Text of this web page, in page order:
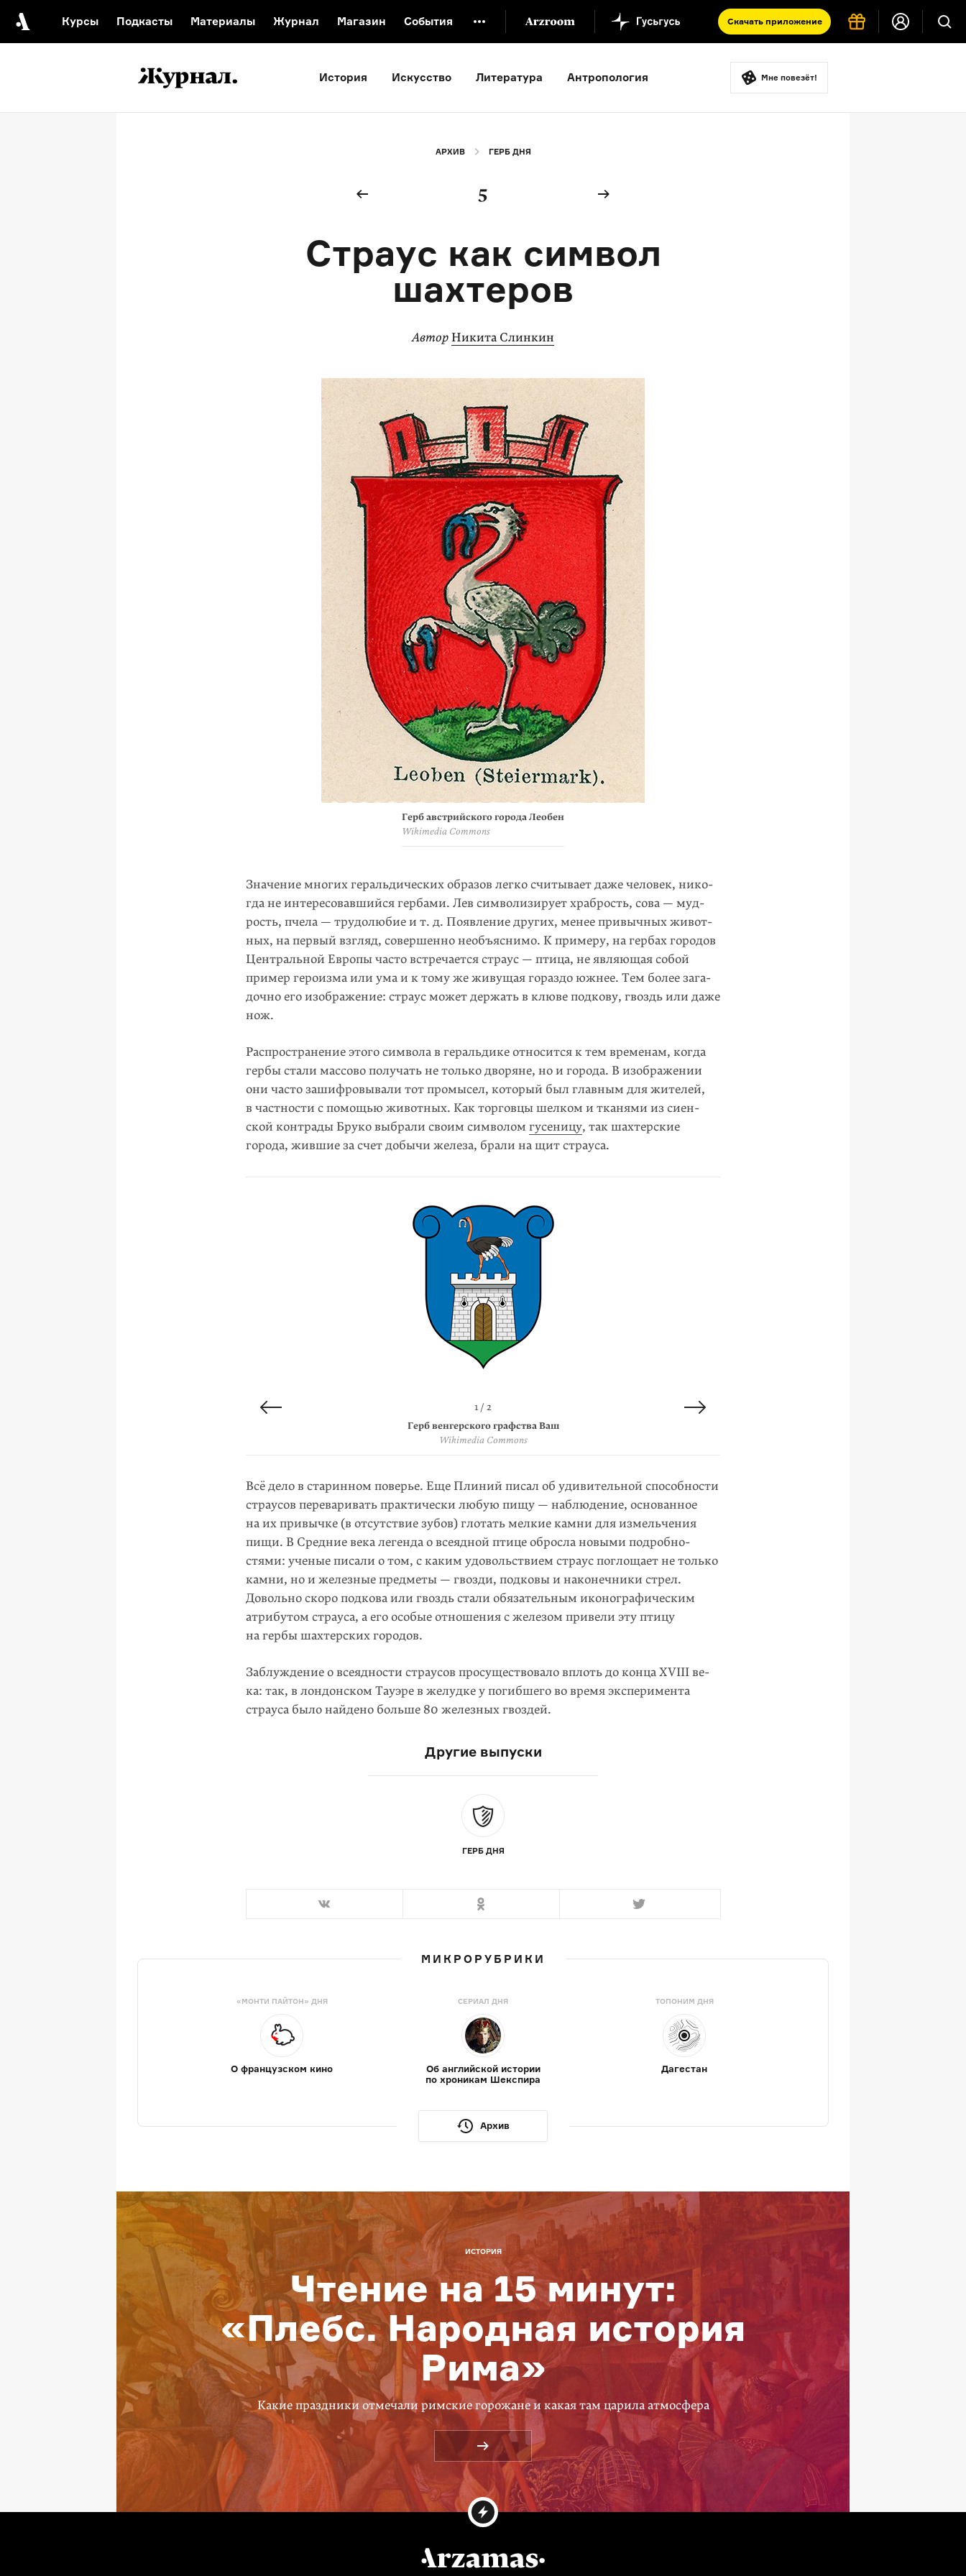
Курсы Подкасты Материалы Журнал Магазин События Скачать приложение
Видеоистория русской культуры
Русский язык от «гой еси» до «лол кек»
Что такое античность
История Искусство Литература Антропология Мне повезёт!
АРХИВ ГЕРБ ДНЯ
5
Страус как символ
шахтеров
АвторНикита Слинкин
Герб австрийского города Леобен
Wikimedia Commons
Значение многих геральдических образов легко считывает даже человек, нико­
гда не интересовавшийся гербами. Лев символизирует храбрость, сова — муд­
рость, пчела — трудолюбие и т. д. Появление других, менее привычных живот­
ных, на первый взгляд, совершенно необъяснимо. К примеру, на гербах городов
Центральной Европы часто встречается страус — птица, не являющая собой
пример героизма или ума и к тому же живущая гораздо южнее. Тем более зага­
дочно его изображение: страус может держать в клюве подкову, гвоздь или даже
нож.
Распространение этого символа в геральдике относится к тем вре­ме­нам, когда
гербы стали массово получать не только дворяне, но и города. В изображении
они часто зашифровывали тот промысел, который был глав­ным для жителей,
в частности с помощью животных. Как торговцы шелком и тканями из сиен­
ской контрады Бруко выбрали своим символом гусеницу, так шахтерские
города, жившие за счет добычи железа, брали на щит страуса.
1 / 2
Герб венгерского графства Ваш
Wikimedia Commons
2 / 2
Герб французской коммуны Бедёжан
Wikimedia Commons
Всё дело в старинном поверье. Еще Плиний писал об удивительной способно­сти
страусов переваривать практически любую пищу — наблюдение, основан­ное
на их привычке (в отсутствие зубов) глотать мелкие камни для измельче­ния
пищи. В Средние века легенда о всеядной птице обросла новыми подро­б­но­
стями: ученые писали о том, с каким удовольствием страус поглощает не только
камни, но и железные предметы — гвозди, подковы и наконечники стрел.
Довольно скоро подкова или гвоздь стали обязательным иконографи­ческим
атрибутом страуса, а его особые отношения с железом привели эту птицу
на гербы шахтерских городов.
Заблуждение о всеядности страусов просуществовало вплоть до конца XVIII ве­
ка: так, в лондонском Тауэре в желудке у погибшего во время эксперимента
страуса было найдено больше 80 железных гвоздей.
Другие выпуски
ГЕРБ ДНЯ
МИКРОРУБРИКИ
«МОНТИ ПАЙТОН» ДНЯ
О французском кино
СЕРИАЛ ДНЯ
Об английской истории
по хроникам Шекспира
ТОПОНИМ ДНЯ
Дагестан
Архив
ИСТОРИЯ
Чтение на 15 минут:
«Плебс. Народная история
Рима»
Какие праздники отмечали римские горожане и какая там царила атмосфера